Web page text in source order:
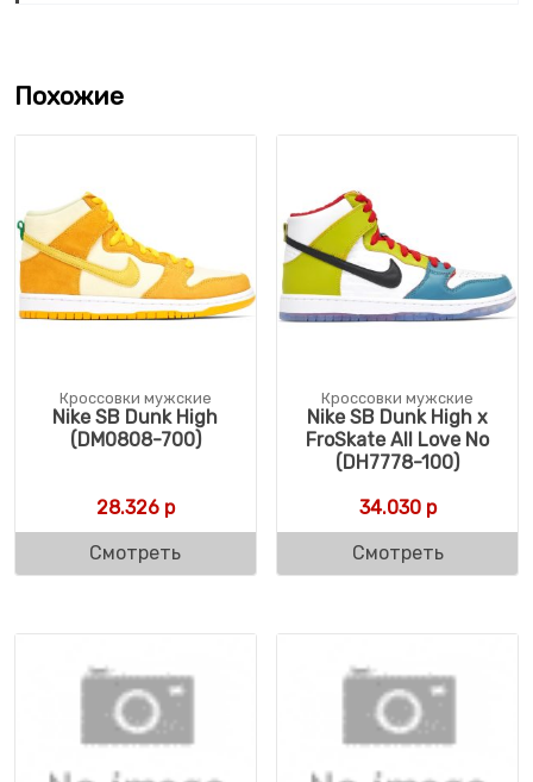
Похожие
Кроссовки мужские
Nike SB Dunk High
(DM0808-700)
28.326р
Смотреть
Кроссовки мужские
Nike SB Dunk High x
FroSkate All Love No
(DH7778-100)
34.030р
Смотреть